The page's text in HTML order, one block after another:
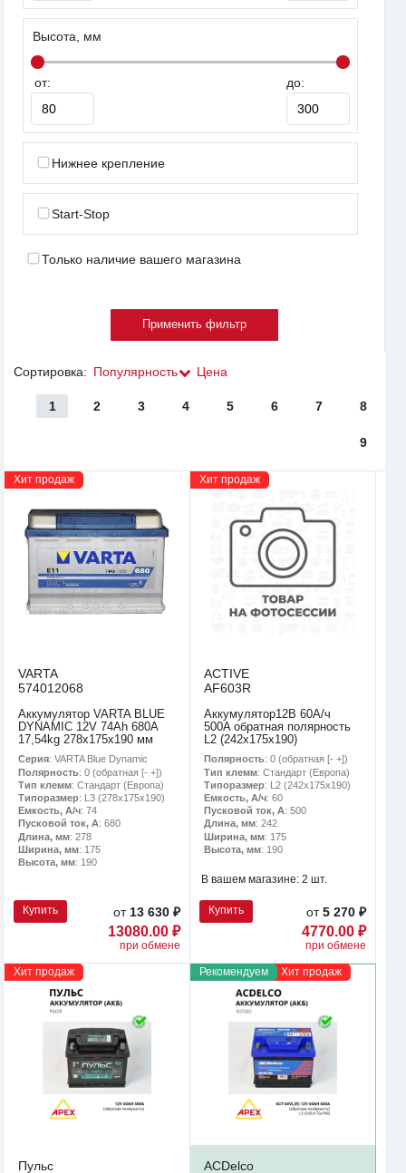
Высота, мм
от: до:
Нижнее крепление
Start-Stop
Только наличие вашего магазина
Сортировка: Популярность Цена
1 2 3 4 5 6 7 8
9
Хит продаж
VARTA
574012068
Аккумулятор VARTA BLUE
DYNAMIC 12V 74Ah 680A
17,54kg 278x175x190 мм
Серия: VARTA Blue Dynamic
Полярность: 0 (обратная [- +])
Тип клемм: Стандарт (Европа)
Типоразмер: L3 (278х175х190)
Емкость, А/ч: 74
Пусковой ток, А: 680
Длина, мм: 278
Ширина, мм: 175
Высота, мм: 190
Купить от13 630 ₽
13080.00 ₽
при обмене
Хит продаж
ACTIVE
AF603R
Аккумулятор12В 60А/ч
500A обратная полярность
L2 (242х175х190)
Полярность: 0 (обратная [- +])
Тип клемм: Стандарт (Европа)
Типоразмер: L2 (242х175х190)
Емкость, А/ч: 60
Пусковой ток, А: 500
Длина, мм: 242
Ширина, мм: 175
Высота, мм: 190
В вашем магазине: 2 шт.
Купить от5 270 ₽
4770.00 ₽
при обмене
Хит продаж
Пульс
Рекомендуем Хит продаж
ACDelco